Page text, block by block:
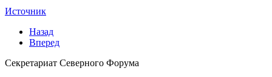
Источник
Назад
Вперед
Секретариат Северного Форума